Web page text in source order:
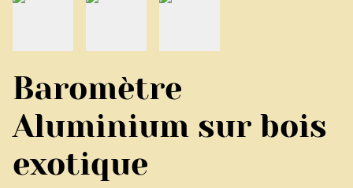
Baromètre
Aluminium sur bois
exotique